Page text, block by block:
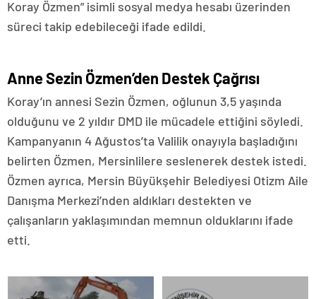
Koray Özmen” isimli sosyal medya hesabı üzerinden
süreci takip edebileceği ifade edildi.
Anne Sezin Özmen’den Destek Çağrısı
Koray’ın annesi Sezin Özmen, oğlunun 3,5 yaşında
olduğunu ve 2 yıldır DMD ile mücadele ettiğini söyledi.
Kampanyanın 4 Ağustos’ta Valilik onayıyla başladığını
belirten Özmen, Mersinlilere seslenerek destek istedi.
Özmen ayrıca, Mersin Büyükşehir Belediyesi Otizm Aile
Danışma Merkezi’nden aldıkları destekten ve
çalışanların yaklaşımından memnun olduklarını ifade
etti.